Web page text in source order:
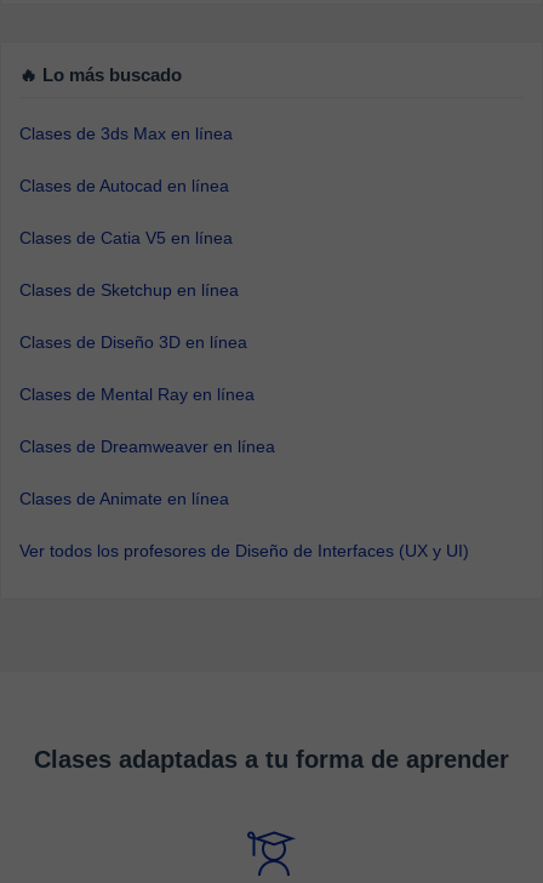
🔥 Lo más buscado
Clases de 3ds Max en línea
Clases de Autocad en línea
Clases de Catia V5 en línea
Clases de Sketchup en línea
Clases de Diseño 3D en línea
Clases de Mental Ray en línea
Clases de Dreamweaver en línea
Clases de Animate en línea
Ver todos los profesores de Diseño de Interfaces (UX y UI)
Clases adaptadas a tu forma de aprender